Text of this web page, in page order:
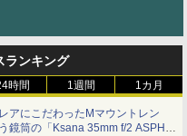
ランキング
時間 1週間 1カ月
アにこだわったMマウントレン
鏡筒の「Ksana 35mm f/2 ASPH.